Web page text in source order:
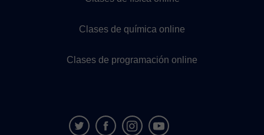
Clases de química online
Clases de programación online